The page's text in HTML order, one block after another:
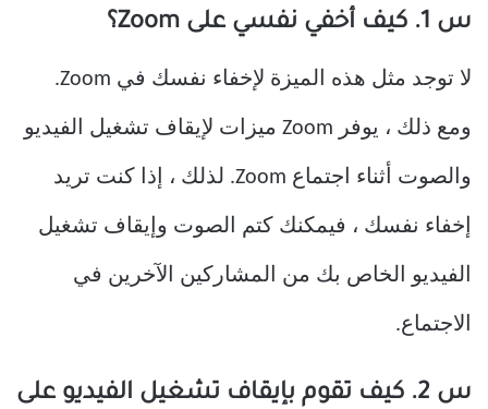
س 1. كيف أخفي نفسي على Zoom؟
لا توجد مثل هذه الميزة لإخفاء نفسك في Zoom.
ومع ذلك ، يوفر Zoom ميزات لإيقاف تشغيل الفيديو
والصوت أثناء اجتماع Zoom. لذلك ، إذا كنت تريد
إخفاء نفسك ، فيمكنك كتم الصوت وإيقاف تشغيل
الفيديو الخاص بك من المشاركين الآخرين في
الاجتماع.
س 2. كيف تقوم بإيقاف تشغيل الفيديو على